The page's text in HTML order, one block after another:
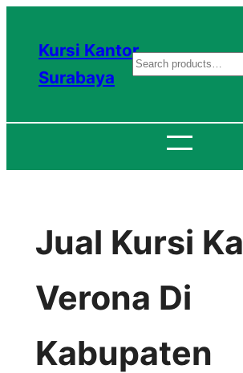
konten
Kursi Kantor
Surabaya
S
a
c
Jual Kursi
Verona Di
Kabupaten